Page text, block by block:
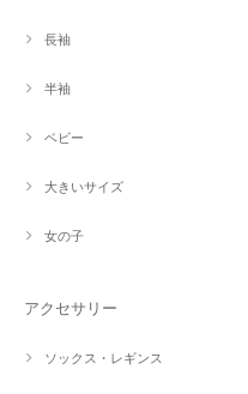
長袖
半袖
ベビー
大きいサイズ
女の子
アクセサリー
ソックス・レギンス